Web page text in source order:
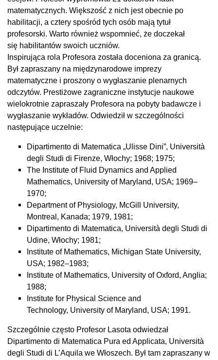
matematycznych. Większość z nich jest obecnie po
habilitacji, a cztery spośród tych osób mają tytuł
profesorski. Warto również wspomnieć, że doczekał
się habilitantów swoich uczniów.
Inspirująca rola Profesora została doceniona za granicą.
Był zapraszany na międzynarodowe imprezy
matematyczne i proszony o wygłaszanie plenarnych
odczytów. Prestiżowe zagraniczne instytucje naukowe
wielokrotnie zapraszały Profesora na pobyty badawcze i
wygłaszanie wykładów. Odwiedził w szczególności
następujące uczelnie:
Dipartimento di Matematica „Ulisse Dini”, Università
degli Studi di Firenze, Włochy; 1968; 1975;
The Institute of Fluid Dynamics and Applied
Mathematics, University of Maryland, USA; 1969–
1970;
Department of Physiology, McGill University,
Montreal, Kanada; 1979, 1981;
Dipartimento di Matematica, Università degli Studi di
Udine, Włochy; 1981;
Institute of Mathematics, Michigan State University,
USA; 1982–1983;
Institute of Mathematics, University of Oxford, Anglia;
1988;
Institute for Physical Science and
Technology, University of Maryland, USA; 1991.
Szczególnie często Profesor Lasota odwiedzał
Dipartimento di Matematica Pura ed Applicata, Università
degli Studi di L’Aquila we Włoszech. Był tam zapraszany w